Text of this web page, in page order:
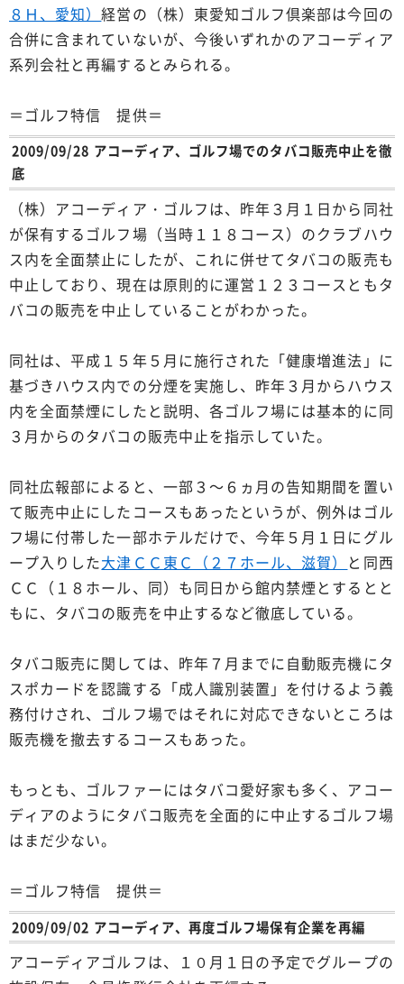
８Ｈ、愛知）経営の（株）東愛知ゴルフ倶楽部は今回の
合併に含まれていないが、今後いずれかのアコーディア
系列会社と再編するとみられる。
＝ゴルフ特信 提供＝
2009/09/28 アコーディア、ゴルフ場でのタバコ販売中止を徹
底
（株）アコーディア・ゴルフは、昨年３月１日から同社
が保有するゴルフ場（当時１１８コース）のクラブハウ
ス内を全面禁止にしたが、これに併せてタバコの販売も
中止しており、現在は原則的に運営１２３コースともタ
バコの販売を中止していることがわかった。
同社は、平成１５年５月に施行された「健康増進法」に
基づきハウス内での分煙を実施し、昨年３月からハウス
内を全面禁煙にしたと説明、各ゴルフ場には基本的に同
３月からのタバコの販売中止を指示していた。
同社広報部によると、一部３～６ヵ月の告知期間を置い
て販売中止にしたコースもあったというが、例外はゴル
フ場に付帯した一部ホテルだけで、今年５月１日にグル
ープ入りした大津ＣＣ東Ｃ（２７ホール、滋賀）
と同西
ＣＣ（１８ホール、同）も同日から館内禁煙とするとと
もに、タバコの販売を中止するなど徹底している。
タバコ販売に関しては、昨年７月までに自動販売機にタ
スポカードを認識する「成人識別装置」を付けるよう義
務付けされ、ゴルフ場ではそれに対応できないところは
販売機を撤去するコースもあった。
もっとも、ゴルファーにはタバコ愛好家も多く、アコー
ディアのようにタバコ販売を全面的に中止するゴルフ場
はまだ少ない。
＝ゴルフ特信 提供＝
2009/09/02 アコーディア、再度ゴルフ場保有企業を再編
アコーディアゴルフは、１０月１日の予定でグループの